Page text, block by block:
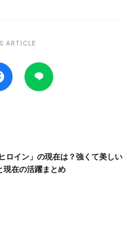
ARTICLE
現在の活躍まとめ